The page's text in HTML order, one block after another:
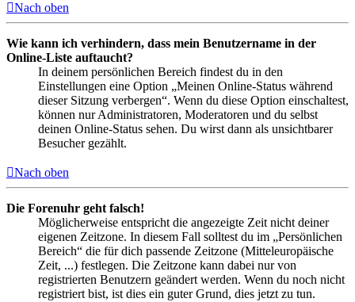
Nach oben
Wie kann ich verhindern, dass mein Benutzername in der
Online-Liste auftaucht?
In deinem persönlichen Bereich findest du in den
Einstellungen eine Option „Meinen Online-Status während
dieser Sitzung verbergen“. Wenn du diese Option einschaltest,
können nur Administratoren, Moderatoren und du selbst
deinen Online-Status sehen. Du wirst dann als unsichtbarer
Besucher gezählt.
Nach oben
Die Forenuhr geht falsch!
Möglicherweise entspricht die angezeigte Zeit nicht deiner
eigenen Zeitzone. In diesem Fall solltest du im „Persönlichen
Bereich“ die für dich passende Zeitzone (Mitteleuropäische
Zeit, ...) festlegen. Die Zeitzone kann dabei nur von
registrierten Benutzern geändert werden. Wenn du noch nicht
registriert bist, ist dies ein guter Grund, dies jetzt zu tun.